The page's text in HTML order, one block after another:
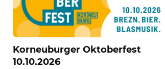
Korneuburger Oktoberfest
10.10.2026